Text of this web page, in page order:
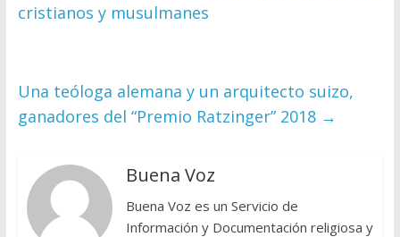
cristianos y musulmanes
Una teóloga alemana y un arquitecto suizo,
ganadores del “Premio Ratzinger” 2018 →
Buena Voz
Buena Voz es un Servicio de
Información y Documentación religiosa y